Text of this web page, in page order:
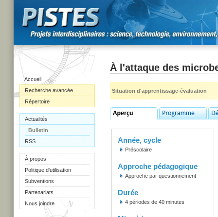
Accueil
Recherche avancée
Répertoire
Actualités
Bulletin
RSS
À propos
Politique d'utilisation
Subventions
Partenariats
Nous joindre
À l'attaque des
Situation d'apprentissage-évaluation
Année, cycle
Préscolaire
Approche pédagogique
Approche par questionnement
Durée
4 périodes de 40 minutes